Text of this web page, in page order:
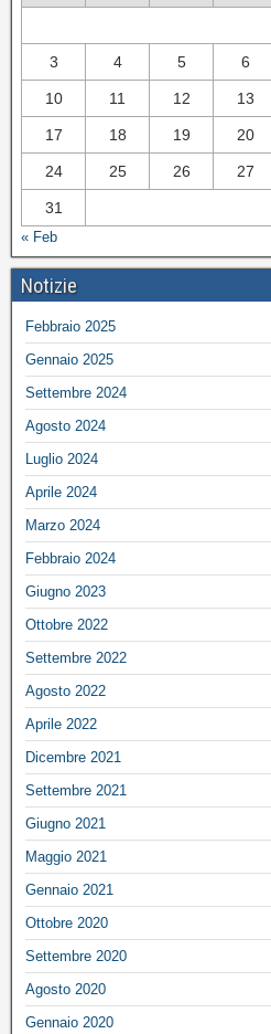
3 4 5 6
10 11 12 13
17 18 19 20
24 25 26 27
31
« Feb
Notizie
Febbraio 2025
Gennaio 2025
Settembre 2024
Agosto 2024
Luglio 2024
Aprile 2024
Marzo 2024
Febbraio 2024
Giugno 2023
Ottobre 2022
Settembre 2022
Agosto 2022
Aprile 2022
Dicembre 2021
Settembre 2021
Giugno 2021
Maggio 2021
Gennaio 2021
Ottobre 2020
Settembre 2020
Agosto 2020
Gennaio 2020